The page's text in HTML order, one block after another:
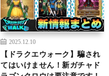
2025.12.10
【ドラクエウォーク】騙され
てはいけません！新ガチャド